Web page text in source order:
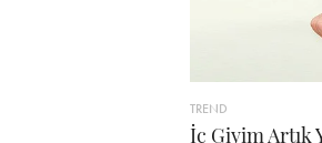
TREND
İç Giyim Artık